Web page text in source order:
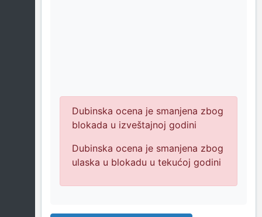
Dubinska ocena je smanjena zbog
blokada u izveštajnoj godini
Dubinska ocena je smanjena zbog
ulaska u blokadu u tekućoj godini